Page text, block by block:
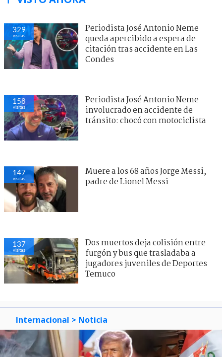
329
visitas
Periodista José Antonio Neme
queda apercibido a espera de
citación tras accidente en Las
Condes
158
visitas
Periodista José Antonio Neme
involucrado en accidente de
tránsito: chocó con motociclista
147
visitas
Muere a los 68 años Jorge Messi,
padre de Lionel Messi
137
visitas
Dos muertos deja colisión entre
furgón y bus que trasladaba a
jugadores juveniles de Deportes
Temuco
Internacional > Noticia